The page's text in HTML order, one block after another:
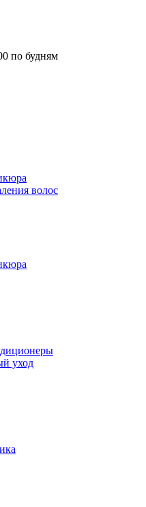
по будням
волос
уход